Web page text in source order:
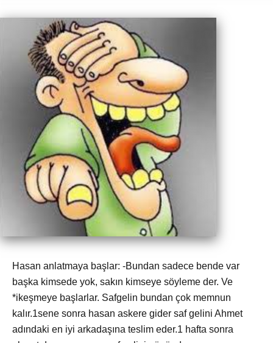
Hasan anlatmaya başlar: -Bundan sadece bende var
başka kimsede yok, sakın kimseye söyleme der. Ve
*ikeşmeye başlarlar. Safgelin bundan çok memnun
kalır.1sene sonra hasan askere gider saf gelini Ahmet
adındaki en iyi arkadaşına teslim eder.1 hafta sonra